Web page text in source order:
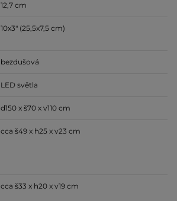
12,7 cm
10x3" (25,5x7,5 cm)
bezdušová
LED světla
d150 x š70 x v110 cm
cca š49 x h25 x v23 cm
cca š33 x h20 x v19 cm